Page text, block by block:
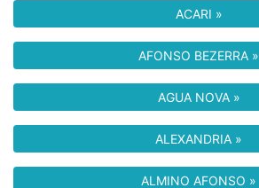
ACARI »
AFONSO BEZERRA »
AGUA NOVA »
ALEXANDRIA »
ALMINO AFONSO »